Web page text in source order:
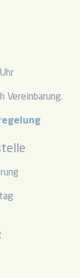
Vereinbarung.